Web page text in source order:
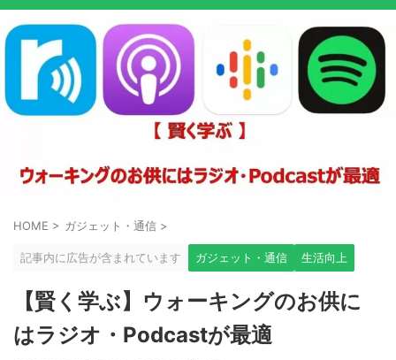
HOME > ガジェット・通信 >
記事内に広告が含まれています ガジェット・通信 生活向上
【賢く学ぶ】ウォーキングのお供に
はラジオ・Podcastが最適